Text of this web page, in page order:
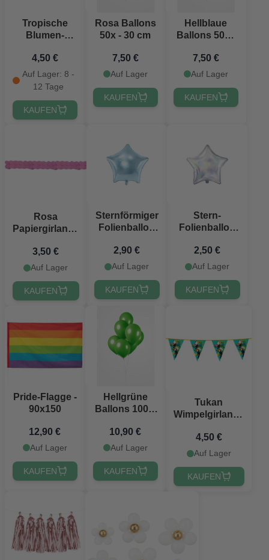
Tropische
Blumen-
10 Meter
4,50 €
Auf Lager: 8 -
12 Tage
KAUFEN
Rosa Ballons
50x - 30 cm
7,50 €
Auf Lager
KAUFEN
Hellblaue
Ballons 50x -
7,50 €
Auf Lager
KAUFEN
Rosa
Papiergirlande
3,50 €
Auf Lager
KAUFEN
Sternförmiger
Folienballon
cm
2,90 €
Auf Lager
KAUFEN
Stern-
Folienballon
2,50 €
Auf Lager
KAUFEN
Pride-Flagge -
90x150
12,90 €
Auf Lager
KAUFEN
Hellgrüne
Ballons 100 x
10,90 €
Auf Lager
KAUFEN
Tukan
Wimpelgirlande
4,50 €
Auf Lager
KAUFEN